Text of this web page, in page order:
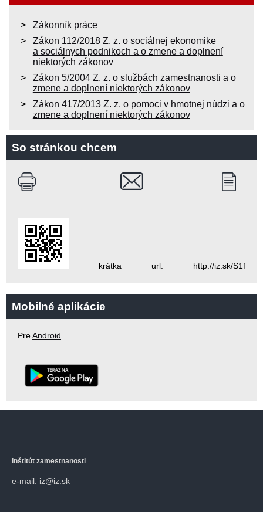
Zákonník práce
Zákon 112/2018 Z. z. o sociálnej ekonomike
a sociálnych podnikoch a o zmene a doplnení
niektorých zákonov
Zákon 5/2004 Z. z. o službách zamestnanosti a o
zmene a doplnení niektorých zákonov
Zákon 417/2013 Z. z. o pomoci v hmotnej núdzi a o
zmene a doplnení niektorých zákonov
So stránkou chcem
krátka url: http://iz.sk/S1f
Mobilné aplikácie
PreAndroid.
Inštitút zamestnanosti
e-mail: iz@iz.sk